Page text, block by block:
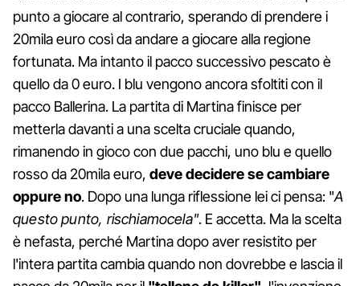
punto a giocare al contrario, sperando di prendere i
20mila euro così da andare a giocare alla regione
fortunata. Ma intanto il pacco successivo pescato è
quello da 0 euro. I blu vengono ancora sfoltiti con il
pacco Ballerina. La partita di Martina finisce per
metterla davanti a una scelta cruciale quando,
rimanendo in gioco con due pacchi, uno blu e quello
rosso da 20mila euro, deve decidere se cambiare
oppure no. Dopo una lunga riflessione lei ci pensa: "A
questo punto, rischiamocela". E accetta. Ma la scelta
è nefasta, perché Martina dopo aver resistito per
l'intera partita cambia quando non dovrebbe e lascia il